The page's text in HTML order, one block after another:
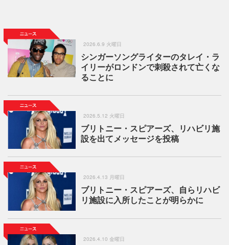
2026.6.9 火曜日
シンガーソングライターのタレイ・ラ
イリーがロンドンで刺殺されて亡くな
ることに
2026.5.12 火曜日
ブリトニー・スピアーズ、リハビリ施
設を出てメッセージを投稿
2026.4.13 月曜日
ブリトニー・スピアーズ、自らリハビ
リ施設に入所したことが明らかに
2026.4.10 金曜日